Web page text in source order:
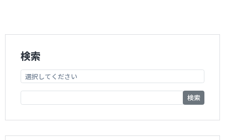
検索
検索